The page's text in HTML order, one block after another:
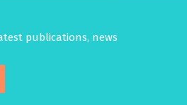
publications, news